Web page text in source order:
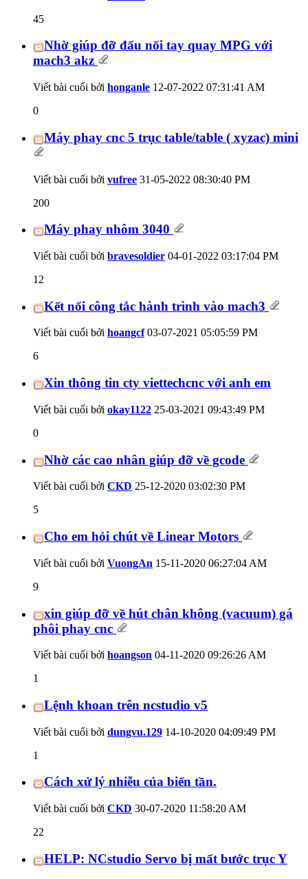
45
Nhờ giúp đỡ đấu nối tay quay MPG với
mach3 akz
Viết bài cuối bởi honganle 12-07-2022 07:31:41 AM
0
Máy phay cnc 5 trục table/table ( xyzac) mini
Viết bài cuối bởi vufree 31-05-2022 08:30:40 PM
200
Máy phay nhôm 3040
Viết bài cuối bởi bravesoldier 04-01-2022 03:17:04 PM
12
Kết nối công tắc hành trình vào mach3
Viết bài cuối bởi hoangcf03-07-2021 05:05:59 PM
6
Xin thông tin cty viettechcnc với anh em
Viết bài cuối bởi okay1122 25-03-2021 09:43:49 PM
0
Nhờ các cao nhân giúp đỡ về gcode
Viết bài cuối bởi CKD 25-12-2020 03:02:30 PM
5
Cho em hỏi chút về Linear Motors
Viết bài cuối bởi VuongAn 15-11-2020 06:27:04 AM
9
xin giúp đỡ về hút chân không (vacuum) gá
phôi phay cnc
Viết bài cuối bởi hoangson 04-11-2020 09:26:26 AM
1
Lệnh khoan trên ncstudio v5
Viết bài cuối bởi dungvu.129 14-10-2020 04:09:49 PM
1
Cách xử lý nhiễu của biến tần.
Viết bài cuối bởi CKD 30-07-2020 11:58:20 AM
22
HELP: NCstudio Servo bị mất bước trục Y